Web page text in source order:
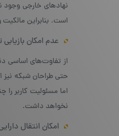
نهادهای خارجی
است. بنابراین
عدم امکان
از تفاوت‌های اساسی
حتی طراحان شبکه نیز
اما مسئولیت کاربر
نخواهد داشت.
امکان انتقال